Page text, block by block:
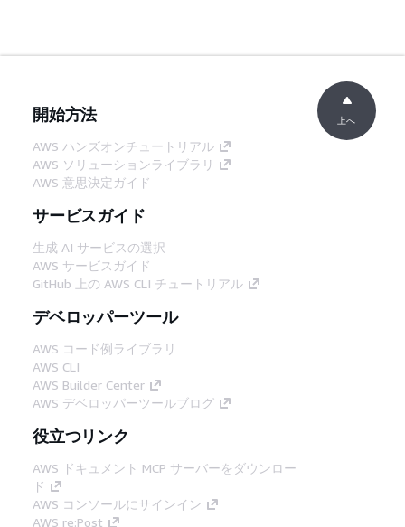
開始方法
AWS ハンズオンチュートリアル
AWS ソリューションライブラリ
AWS 意思決定ガイド
サービスガイド
生成 AI サービスの選択
AWS サービスガイド
GitHub 上の AWS CLI チュートリアル
デベロッパーツール
AWS コード例ライブラリ
AWS CLI
AWS Builder Center
AWS デベロッパーツールブログ
役立つリンク
AWS ドキュメント MCP サーバーをダウンロー
ド
AWS コンソールにサインイン
AWS re:Post
上へ